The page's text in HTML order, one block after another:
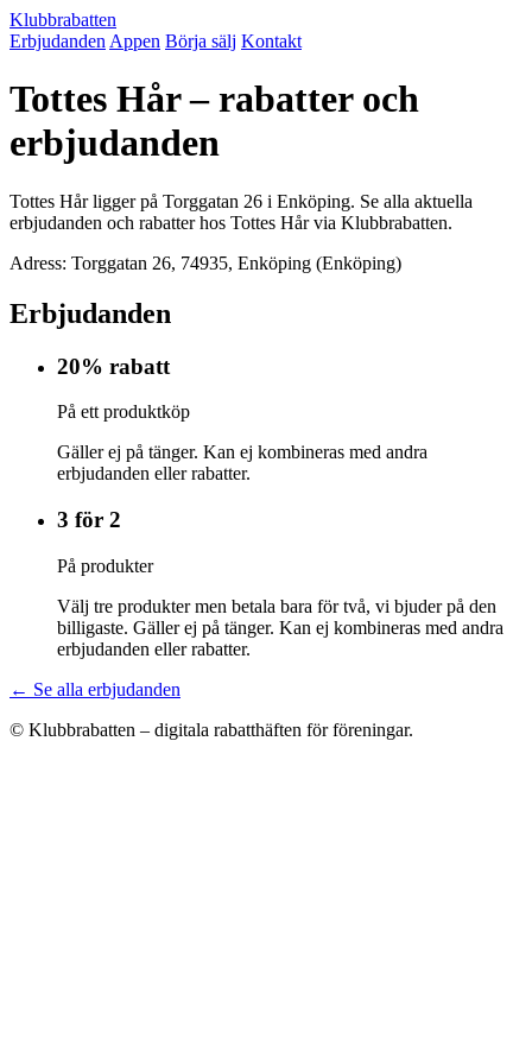
Klubbrabatten
Erbjudanden Appen Börja sälj Kontakt
Tottes Hår – rabatter och
erbjudanden
Tottes Hår ligger på Torggatan 26 i Enköping. Se alla aktuella
erbjudanden och rabatter hos Tottes Hår via Klubbrabatten.
Adress: Torggatan 26, 74935, Enköping (Enköping)
Erbjudanden
20% rabatt
På ett produktköp
Gäller ej på tänger. Kan ej kombineras med andra
erbjudanden eller rabatter.
3 för 2
På produkter
Välj tre produkter men betala bara för två, vi bjuder på den
billigaste. Gäller ej på tänger. Kan ej kombineras med andra
erbjudanden eller rabatter.
← Se alla erbjudanden
© Klubbrabatten – digitala rabatthäften för föreningar.